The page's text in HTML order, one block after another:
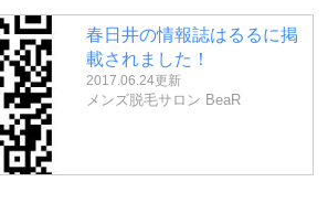
春日井の情報誌はるるに掲
載されました！
2017.06.24更新
メンズ脱毛サロン BeaR